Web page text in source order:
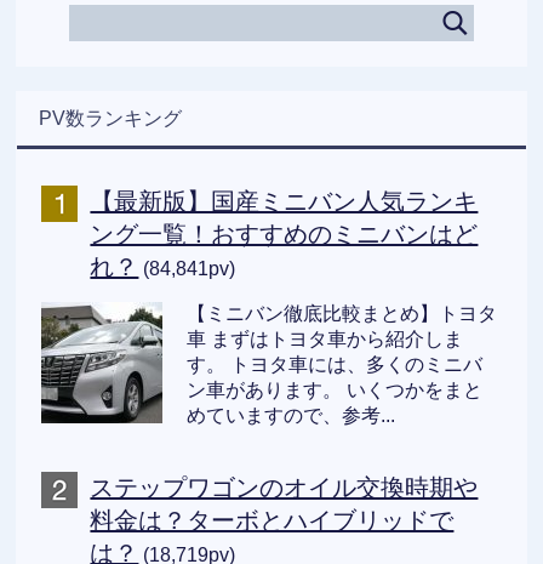
PV数ランキング
【最新版】国産ミニバン人気ランキ
ング一覧！おすすめのミニバンはど
れ？ (84,841pv)
【ミニバン徹底比較まとめ】トヨタ
車 まずはトヨタ車から紹介しま
す。 トヨタ車には、多くのミニバ
ン車があります。 いくつかをまと
めていますので、参考...
ステップワゴンのオイル交換時期や
料金は？ターボとハイブリッドで
は？ (18,719pv)